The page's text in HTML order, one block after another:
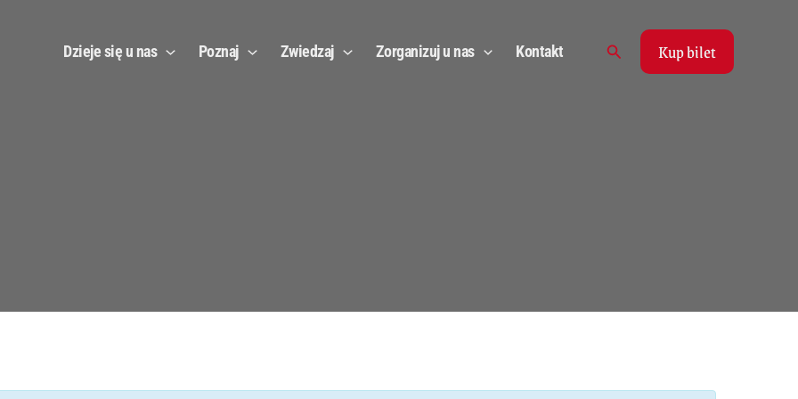
Dzieje się u nas Poznaj Zwiedzaj Zorganizuj u nas Kontakt Search Kup bilet